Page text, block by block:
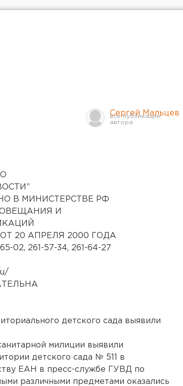
Сергей Мальцев
В МИНИСТЕРСТВЕ РФ
И
20 АПРЕЛЯ 2000 ГОДА
02, 261-57-34, 261-64-27
детского сада выявили
милиции выявили
детского сада № 511 в
ЕАН в пресс-службе ГУВД по
различными предметами оказались